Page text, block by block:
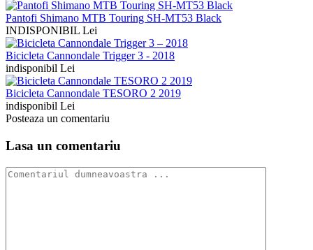
Pantofi Shimano MTB Touring SH-MT53 Black
INDISPONIBIL Lei
Bicicleta Cannondale Trigger 3 - 2018
indisponibil Lei
Bicicleta Cannondale TESORO 2 2019
indisponibil Lei
Posteaza un comentariu
Lasa un comentariu